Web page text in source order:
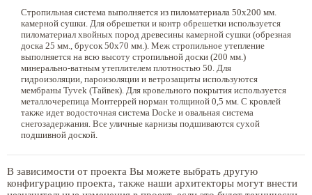
Стропильная система выполняется из пиломатериала 50х200 мм.
камерной сушки. Для обрешетки и контр обрешетки используется
пиломатериал хвойных пород древесины камерной сушки (обрезная
доска 25 мм., брусок 50х70 мм.). Меж стропильное утепление
выполняется на всю высоту стропильной доски (200 мм.)
минерально-ватным утеплителем плотностью 50. Для
гидроизоляции, пароизоляции и ветрозащиты используются
мембраны Tyvek (Тайвек). Для кровельного покрытия используется
металлочерепица Монтеррей норман толщиной 0,5 мм. С кровлей
также идет водосточная система Docke и овальная система
снегозадержания. Все уличные карнизы подшиваются сухой
подшивной доской.
В зависимости от проекта Вы можете выбрать другую
конфигурацию проекта, также наши архитекторы могут внести